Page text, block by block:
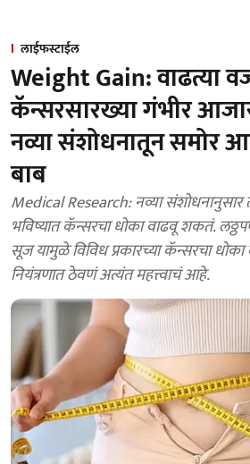
लाईफस्टाईल
Weight Gain: वाढत्या
कॅन्सरसारख्या गंभीर
नव्या संशोधनातून समोर
बाब
Medical Research: नव्या
भविष्यात कॅन्सरचा धोका वाढवू शकतं.
सूज यामुळे विविध प्रकारच्या कॅन्सरचा
नियंत्रणात ठेवणं अत्यंत महत्त्वाचं आहे.